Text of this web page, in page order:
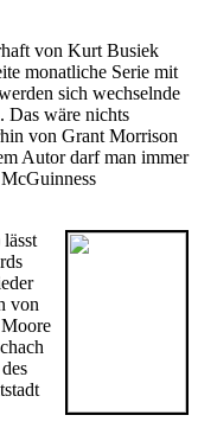
von Kurt Busiek
monatliche Serie mit
sich wechselnde
Das wäre nichts
von Grant Morrison
Autor darf man immer
von